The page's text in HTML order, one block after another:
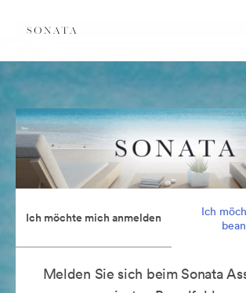
Ich möchte mich anmelden
Ich
Melden Sie sich beim Sonata